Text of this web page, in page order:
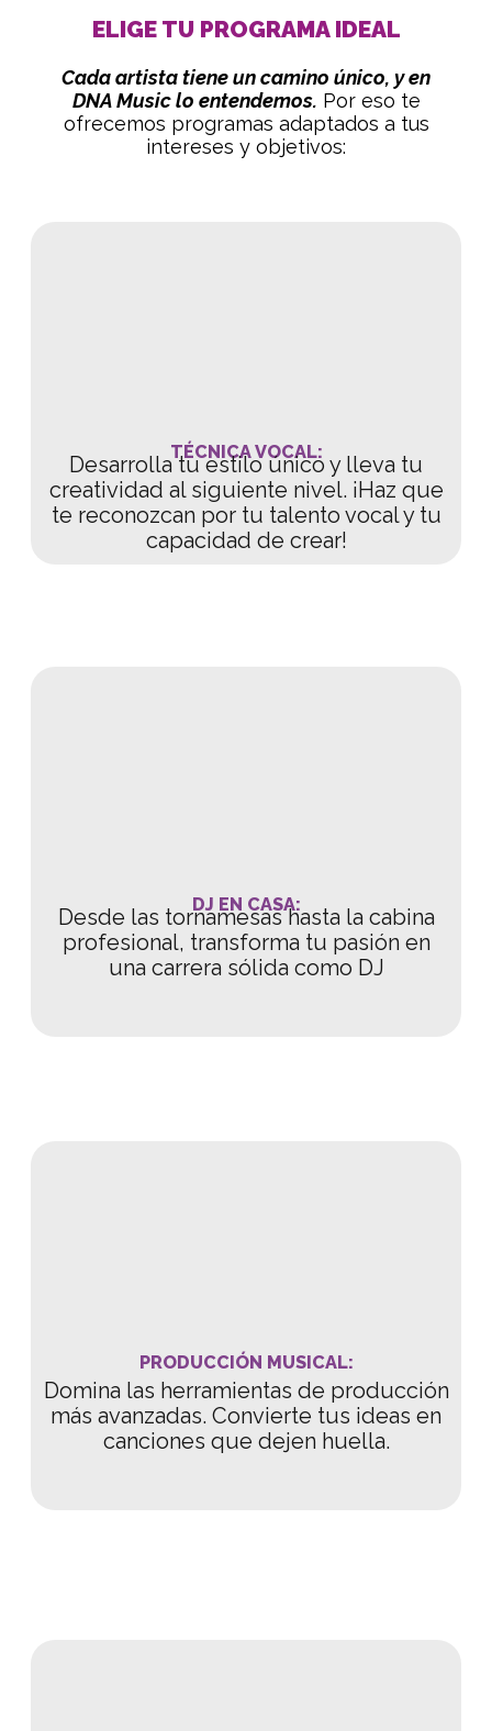
ELIGE TU PROGRAMA IDEAL
Cada artista tiene un camino único, y en
DNA Music lo entendemos. Por eso te
ofrecemos programas adaptados a tus
intereses y objetivos:
TÉCNICA VOCAL:
Desarrolla tu estilo único y lleva tu
creatividad al siguiente nivel. ¡Haz que
te reconozcan por tu talento vocal y tu
capacidad de crear!
DJ EN CASA:
Desde las tornamesas hasta la cabina
profesional, transforma tu pasión en
una carrera sólida como DJ
PRODUCCIÓN MUSICAL:
Domina las herramientas de producción
más avanzadas. Convierte tus ideas en
canciones que dejen huella.